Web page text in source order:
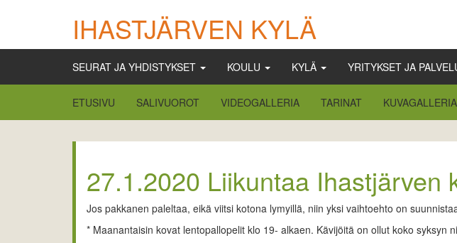
IHASTJÄRVEN KYLÄ
SEURAT JA YHDISTYKSET KOULU KYLÄ YRITYKSET JA
ETUSIVU SALIVUOROT VIDEOGALLERIA TARINAT KUVAGALLERIA
27.1.2020 Liikuntaa Ihastjärven
Jos pakkanen paleltaa, eikä viitsi kotona lymyillä, niin yksi vaihtoehto on
* Maanantaisin kovat lentopallopelit klo 19- alkaen. Kävijöitä on ollut koko syksyn